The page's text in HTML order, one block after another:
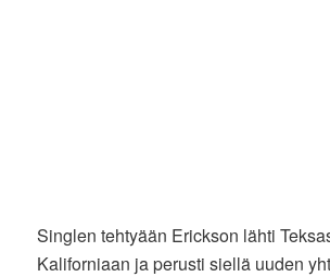
Singlen tehtyään Erickson lähti
Kaliforniaan ja perusti siellä uuden